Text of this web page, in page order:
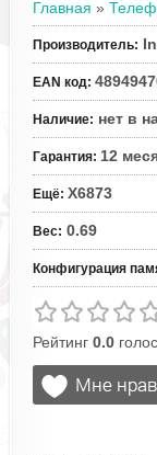
Главная »
Производитель:
EAN код:
Наличие: нет в
Гарантия: 12
Ещё: X6873
Вес: 0.69
Конфигурация
Рейтинг 0.0